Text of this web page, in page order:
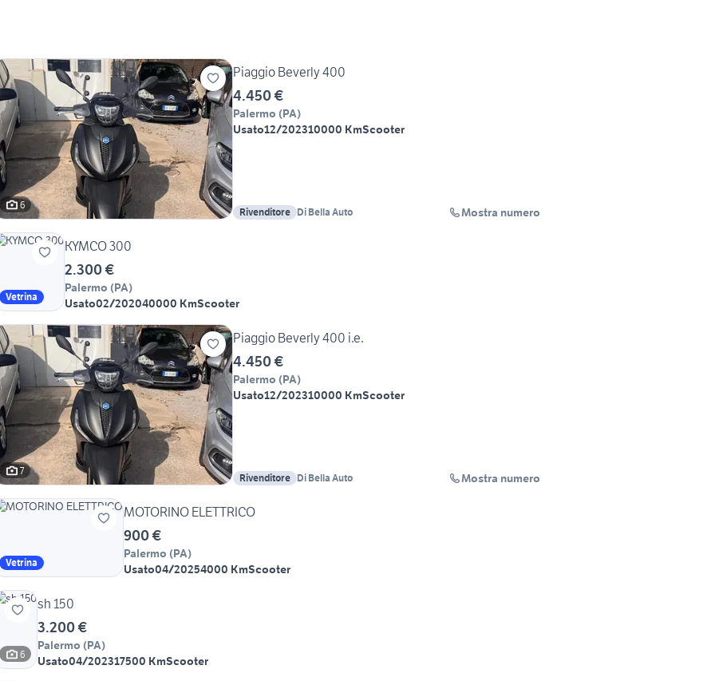
6
Piaggio Beverly 400
4.450 €
Palermo (PA)
Usato12/202310000 KmScooter
Rivenditore Di Bella Auto Mostra numero
Vetrina
KYMCO 300
2.300 €
Palermo (PA)
Usato02/202040000 KmScooter
7
Piaggio Beverly 400 i.e.
4.450 €
Palermo (PA)
Usato12/202310000 KmScooter
Rivenditore Di Bella Auto Mostra numero
Vetrina
MOTORINO ELETTRICO
900 €
Palermo (PA)
Usato04/20254000 KmScooter
6
sh 150
3.200 €
Palermo (PA)
Usato04/202317500 KmScooter